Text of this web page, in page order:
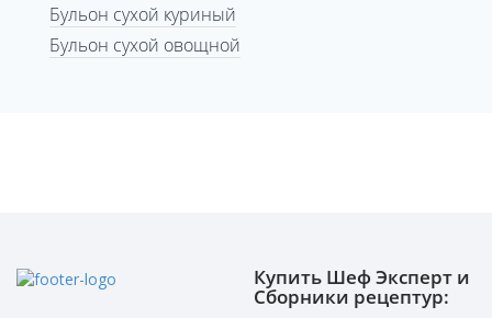
Бульон сухой куриный
Бульон сухой овощной
Купить Шеф Эксперт и
Сборники рецептур: